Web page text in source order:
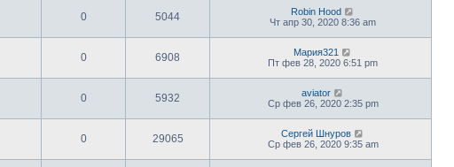
0 5044
Robin Hood
Чт апр 30, 2020 8:36 am
0 6908
Мария321
Пт фев 28, 2020 6:51 pm
0 5932
aviator
Ср фев 26, 2020 2:35 pm
0 29065
Сергей Шнуров
Ср фев 26, 2020 9:35 am